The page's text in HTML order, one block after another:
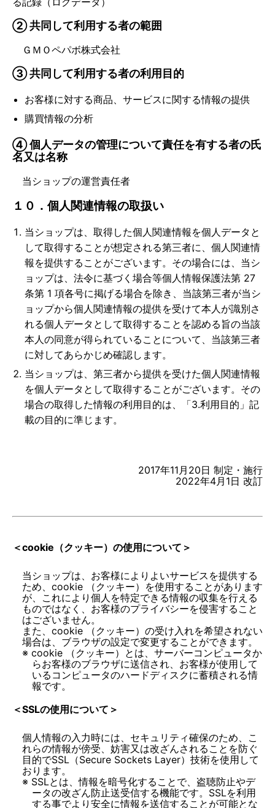
② 共同して利用する者の範囲
ＧＭＯペパボ株式会社
③ 共同して利用する者の利用目的
お客様に対する商品、サービスに関する情報の提供
購買情報の分析
④ 個人データの管理について責任を有する者の氏
名又は名称
当ショップの運営責任者
１０．個人関連情報の取扱い
当ショップは、取得した個人関連情報を個人データと
して取得することが想定される第三者に、個人関連情
報を提供することがございます。その場合には、当シ
ョップは、法令に基づく場合等個人情報保護法第 27
条第 1 項各号に掲げる場合を除き、当該第三者が当シ
ョップから個人関連情報の提供を受けて本人が識別さ
れる個人データとして取得することを認める旨の当該
本人の同意が得られていることについて、当該第三者
に対してあらかじめ確認します。
当ショップは、第三者から提供を受けた個人関連情報
を個人データとして取得することがございます。その
場合の取得した情報の利用目的は、「3.利用目的」記
載の目的に準じます。
2017年11月20日 制定・施行
2022年4月1日 改訂
＜cookie（クッキー）の使用について＞
当ショップは、お客様によりよいサービスを提供する
ため、cookie （クッキー）を使用することがあります
が、これにより個人を特定できる情報の収集を行える
ものではなく、お客様のプライバシーを侵害すること
はございません。
また、cookie （クッキー）の受け入れを希望されない
cookie （クッキー）とは、サーバーコンピュータか
らお客様のブラウザに送信され、お客様が使用して
いるコンピュータのハードディスクに蓄積される情
報です。
＜SSLの使用について＞
個人情報の入力時には、セキュリティ確保のため、こ
れらの情報が傍受、妨害又は改ざんされることを防ぐ
目的でSSL（Secure Sockets Layer）技術を使用して
SSLとは、情報を暗号化することで、盗聴防止やデ
ータの改ざん防止送受信する機能です。SSLを利用
する事でより安全に情報を送信することが可能とな